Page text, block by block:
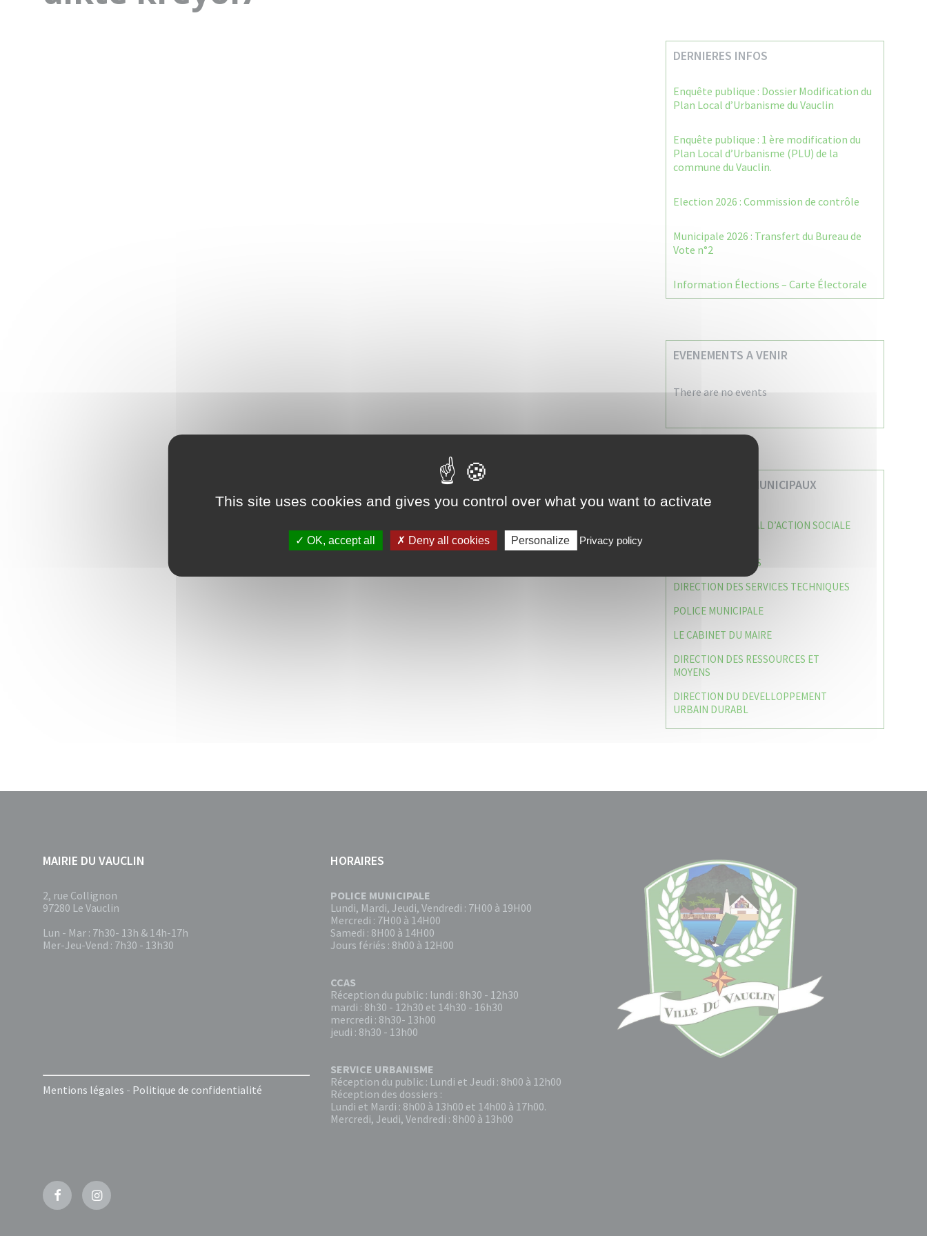
DERNIERES INFOS
Enquête publique : Dossier Modification du
Plan Local d’Urbanisme du Vauclin
Enquête publique : 1 ère modification du
Plan Local d’Urbanisme (PLU) de la
commune du Vauclin.
Election 2026 : Commission de contrôle
Municipale 2026 : Transfert du Bureau de
Vote n°2
Information Élections – Carte Électorale
EVENEMENTS A VENIR
There are no events
VOS SERVICES MUNICIPAUX
CENTRE COMMUNAL D’ACTION SOCIALE
CAISSE DES ÉCOLES
DIRECTION DES SERVICES TECHNIQUES
POLICE MUNICIPALE
LE CABINET DU MAIRE
DIRECTION DES RESSOURCES ET
MOYENS
DIRECTION DU DEVELLOPPEMENT
URBAIN DURABL
MAIRIE DU VAUCLIN
2, rue Collignon
97280 Le Vauclin
Lun - Mar : 7h30- 13h & 14h-17h
Mer-Jeu-Vend : 7h30 - 13h30
Mentions légales - Politique de confidentialité
HORAIRES
POLICE MUNICIPALE
Lundi, Mardi, Jeudi, Vendredi : 7H00 à 19H00
Mercredi : 7H00 à 14H00
Samedi : 8H00 à 14H00
Jours fériés : 8h00 à 12H00
CCAS
Réception du public : lundi : 8h30 - 12h30
mardi : 8h30 - 12h30 et 14h30 - 16h30
mercredi : 8h30- 13h00
jeudi : 8h30 - 13h00
SERVICE URBANISME
Réception du public : Lundi et Jeudi : 8h00 à 12h00
Réception des dossiers :
Lundi et Mardi : 8h00 à 13h00 et 14h00 à 17h00.
Mercredi, Jeudi, Vendredi : 8h00 à 13h00
FacebookInstagram
This site uses cookies and gives you control over what you want to activate
OK, accept all Deny all cookies Personalize Privacy policy